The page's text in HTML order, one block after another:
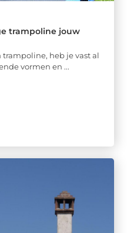
trampoline jouw
trampoline, heb je vast al
vormen en ...